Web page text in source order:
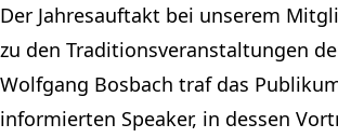
Der Jahresauftakt bei unserem
zu den Traditionsveranstaltungen
Wolfgang Bosbach traf das
informierten Speaker, in dessen